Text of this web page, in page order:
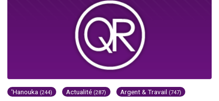
'Hanouka (244) Actualité (287) Argent & Travail (747)